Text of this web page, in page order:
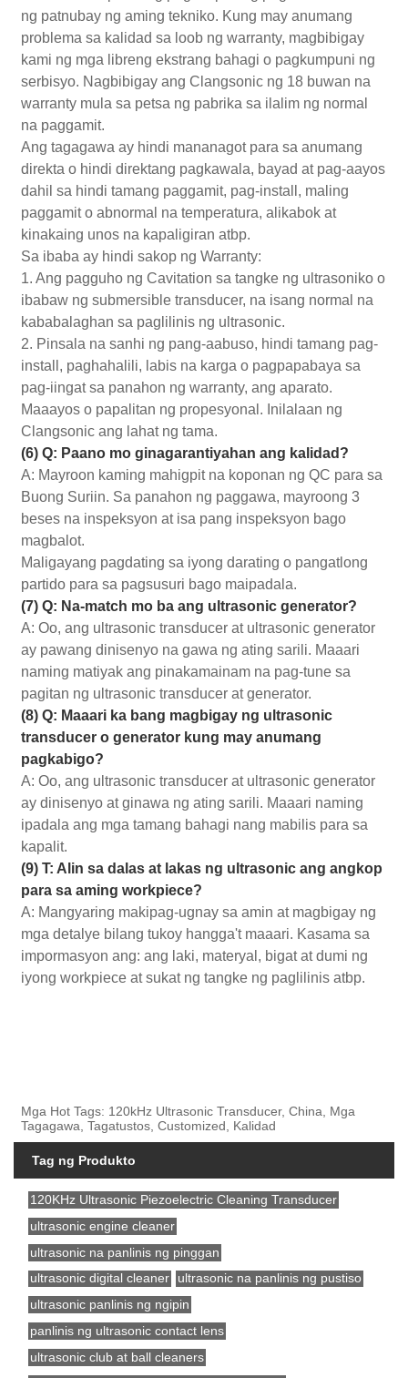
ng patnubay ng aming tekniko. Kung may anumang
problema sa kalidad sa loob ng warranty, magbibigay
kami ng mga libreng ekstrang bahagi o pagkumpuni ng
serbisyo. Nagbibigay ang Clangsonic ng 18 buwan na
warranty mula sa petsa ng pabrika sa ilalim ng normal
na paggamit.
Ang tagagawa ay hindi mananagot para sa anumang
direkta o hindi direktang pagkawala, bayad at pag-aayos
dahil sa hindi tamang paggamit, pag-install, maling
paggamit o abnormal na temperatura, alikabok at
kinakaing unos na kapaligiran atbp.
Sa ibaba ay hindi sakop ng Warranty:
1. Ang pagguho ng Cavitation sa tangke ng ultrasoniko o
ibabaw ng submersible transducer, na isang normal na
kababalaghan sa paglilinis ng ultrasonic.
2. Pinsala na sanhi ng pang-aabuso, hindi tamang pag-
install, paghahalili, labis na karga o pagpapabaya sa
pag-iingat sa panahon ng warranty, ang aparato.
Maaayos o papalitan ng propesyonal. Inilalaan ng
Clangsonic ang lahat ng tama.
(6) Q: Paano mo ginagarantiyahan ang kalidad?
A: Mayroon kaming mahigpit na koponan ng QC para sa
Buong Suriin. Sa panahon ng paggawa, mayroong 3
beses na inspeksyon at isa pang inspeksyon bago
magbalot.
Maligayang pagdating sa iyong darating o pangatlong
partido para sa pagsusuri bago maipadala.
(7) Q: Na-match mo ba ang ultrasonic generator?
A: Oo, ang ultrasonic transducer at ultrasonic generator
ay pawang dinisenyo na gawa ng ating sarili. Maaari
naming matiyak ang pinakamainam na pag-tune sa
pagitan ng ultrasonic transducer at generator.
(8) Q: Maaari ka bang magbigay ng ultrasonic
transducer o generator kung may anumang
pagkabigo?
A: Oo, ang ultrasonic transducer at ultrasonic generator
ay dinisenyo at ginawa ng ating sarili. Maaari naming
ipadala ang mga tamang bahagi nang mabilis para sa
kapalit.
(9) T: Alin sa dalas at lakas ng ultrasonic ang angkop
para sa aming workpiece?
A: Mangyaring makipag-ugnay sa amin at magbigay ng
mga detalye bilang tukoy hangga't maaari. Kasama sa
impormasyon ang: ang laki, materyal, bigat at dumi ng
iyong workpiece at sukat ng tangke ng paglilinis atbp.
Mga Hot Tags: 120kHz Ultrasonic Transducer, China, Mga
Tagagawa, Tagatustos, Customized, Kalidad
Tag ng Produkto
120KHz Ultrasonic Piezoelectric Cleaning Transducer
ultrasonic engine cleaner
ultrasonic na panlinis ng pinggan
ultrasonic digital cleaner
ultrasonic na panlinis ng pustiso
ultrasonic panlinis ng ngipin
panlinis ng ultrasonic contact lens
ultrasonic club at ball cleaners